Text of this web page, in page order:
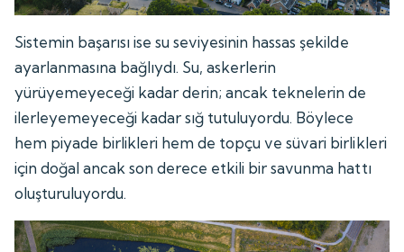
Sistemin başarısı ise su seviyesinin hassas şekilde
ayarlanmasına bağlıydı. Su, askerlerin
yürüyemeyeceği kadar derin; ancak teknelerin de
ilerleyemeyeceği kadar sığ tutuluyordu. Böylece
hem piyade birlikleri hem de topçu ve süvari birlikleri
için doğal ancak son derece etkili bir savunma hattı
oluşturuluyordu.